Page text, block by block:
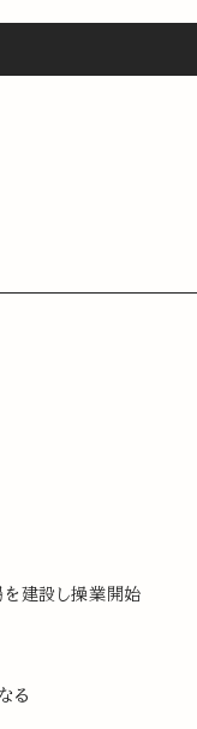
建設し操業開始
る